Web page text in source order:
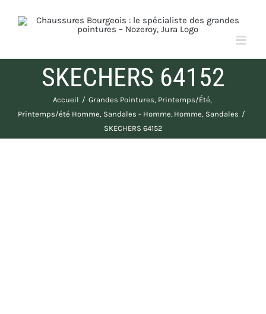
SKECHERS 64152
Accueil Grandes Pointures Printemps/Été
Printemps/été Homme Sandales - Homme Homme Sandales
SKECHERS 64152